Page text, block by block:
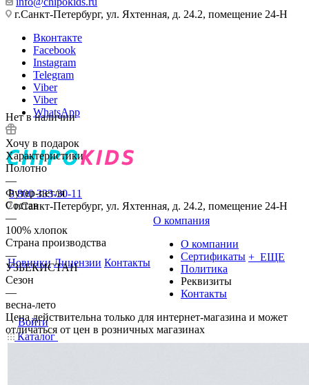
г.Санкт-Петербург, ул. Яхтенная, д. 24.2, помещение 24-Н
Вконтакте
Facebook
Instagram
Telegram
Viber
Viber
WhatsApp
8 800 333-30-11
г.Санкт-Петербург, ул. Яхтенная, д. 24.2, помещение 24-Н
Новинки Лицензии Контакты
О компания
О компании
Сертификаты
Политика
Реквизиты
Контакты
+ ЕЩЕ
Войти
Каталог
Нет в наличии
Хочу в подарок
Характеристики
Полотно
—
Футер-петля
Состав
—
100% хлопок
Страна производства
—
УЗБЕКИСТАН
Сезон
—
весна-лето
Цена действительна только для интернет-магазина и может
отличаться от цен в розничных магазинах